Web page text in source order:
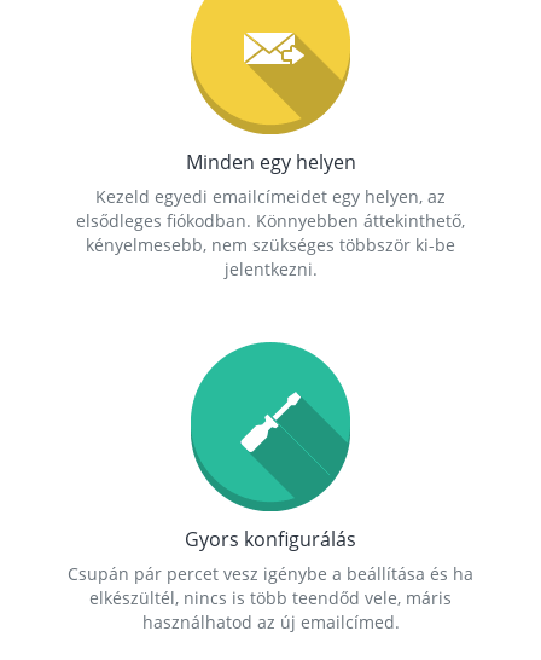
Minden egy helyen
Kezeld egyedi emailcímeidet egy helyen, az
elsődleges fiókodban. Könnyebben áttekinthető,
kényelmesebb, nem szükséges többször ki-be
jelentkezni.
Gyors konfigurálás
Csupán pár percet vesz igénybe a beállítása és ha
elkészültél, nincs is több teendőd vele, máris
használhatod az új emailcímed.